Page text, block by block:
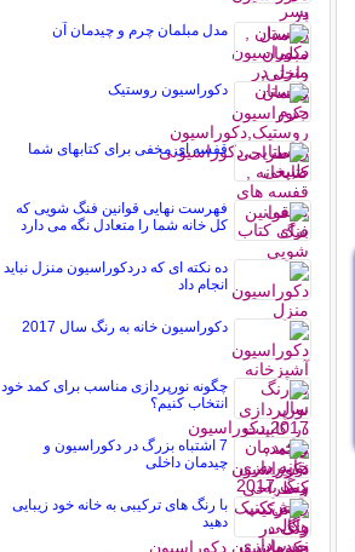
مدل مبلمان چرم و چیدمان آن
دکوراسیون روستیک
قفسه ای مخفی برای کتابهای شما
فهرست نهایی قوانین فنگ شویی که
کل خانه شما را متعادل نگه می دارد
ده نکته ای که دردکوراسیون منزل نباید
انجام داد
دکوراسیون خانه به رنگ سال 2017
چگونه نورپردازی مناسب برای کمد خود
انتخاب کنیم؟
7 اشتباه بزرگ در دکوراسیون و
چیدمان داخلی
با رنگ های ترکیبی به خانه خود زیبایی
دهید